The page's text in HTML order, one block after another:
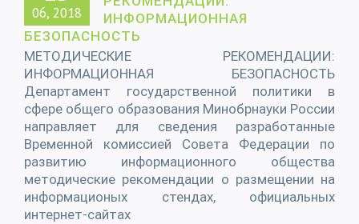
06, 2018
ИНФОРМАЦИОННАЯ
БЕЗОПАСНОСТЬ
МЕТОДИЧЕСКИЕ РЕКОМЕНДАЦИИ:
ИНФОРМАЦИОННАЯ БЕЗОПАСНОСТЬ
Департамент государственной политики в
сфере общего образования Минобрнауки России
направляет для сведения разработанные
Временной комиссией Совета Федерации по
развитию информационного общества
методические рекомендации о размещении на
информационых стендах, официальных
интернет-сайтах